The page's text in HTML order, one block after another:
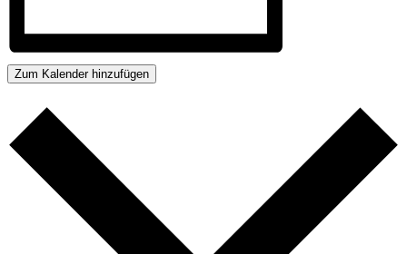
Zum Kalender hinzufügen